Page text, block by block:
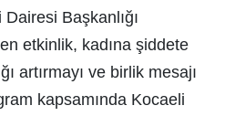
Başkanlığı
etkinlik, kadına şiddete
artırmayı ve birlik mesajı
kapsamında Kocaeli